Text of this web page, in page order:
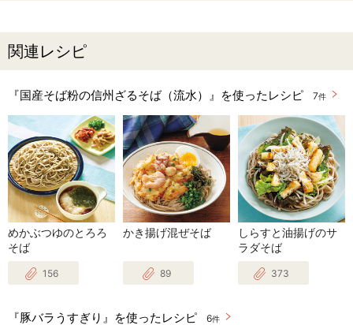
関連レシピ
『国産そば粉の信州ざるそば（流水）』を使ったレシピ 7件
めかぶつゆのとろろ
そば
156
かき揚げ混ぜそば
89
しらすと油揚げのサ
ラダそば
373
『豚バラうすぎり』を使ったレシピ 6件